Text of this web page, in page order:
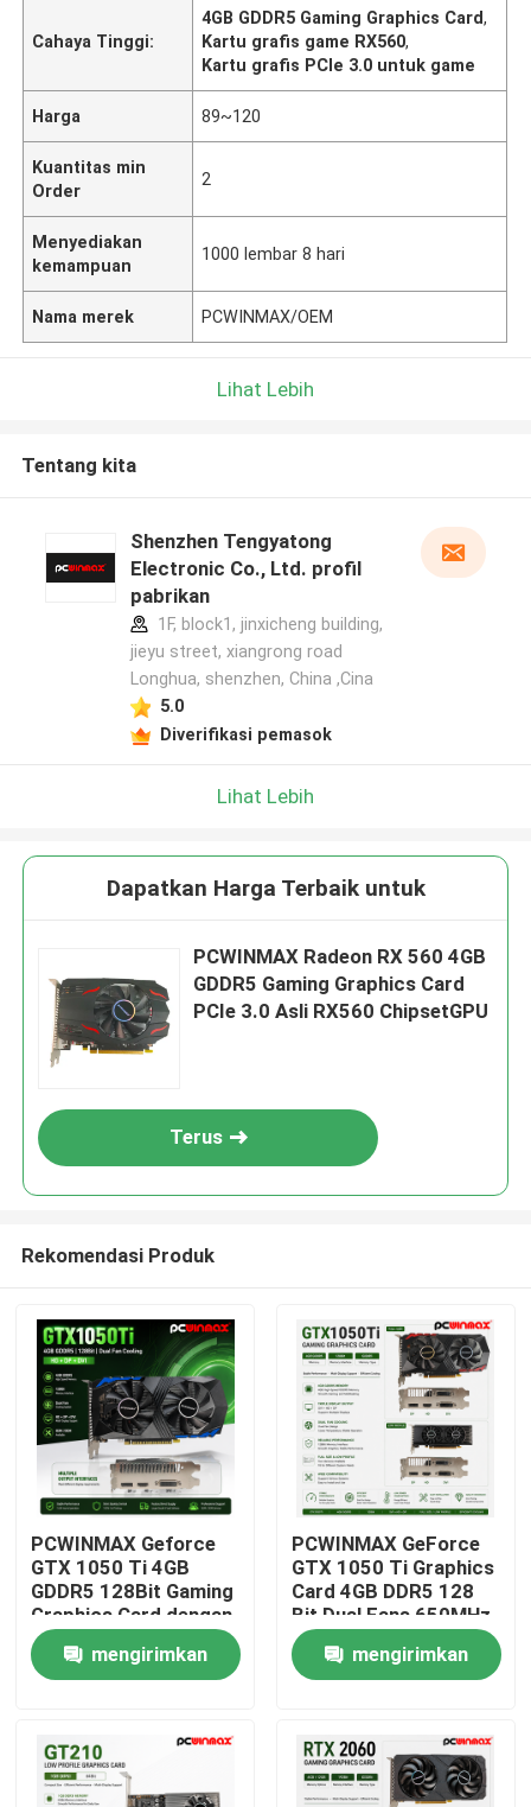
Rumah
Video
Cahaya Tinggi:
4GB GDDR5 Gaming Graphics Card,
Kartu grafis game RX560,
Kartu grafis PCIe 3.0 untuk game
Harga 89~120
Kuantitas min
Order
2
Menyediakan
kemampuan
1000 lembar 8 hari
Nama merek PCWINMAX/OEM
Lihat Lebih
Tentang kita
Shenzhen Tengyatong
Electronic Co., Ltd. profil
pabrikan
1F, block1, jinxicheng building,
jieyu street, xiangrong road
Longhua, shenzhen, China ,Cina
5.0
Diverifikasi pemasok
Lihat Lebih
Dapatkan Harga Terbaik untuk
PCWINMAX Radeon RX 560 4GB
GDDR5 Gaming Graphics Card
PCIe 3.0 Asli RX560 ChipsetGPU
Terus
Rekomendasi Produk
PCWINMAX Geforce
GTX 1050 Ti 4GB
GDDR5 128Bit Gaming
Graphics Card dengan
Output HD OEM/ODM
Di stok untuk
Komputer Desktop
mengirimkan
PCWINMAX GeForce
GTX 1050 Ti Graphics
Card 4GB DDR5 128
Bit Dual Fans 650MHz
1800MHz Frekuensi
1050Ti Desktop GPU
mengirimkan